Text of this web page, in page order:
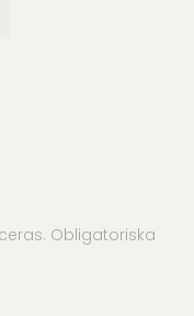
Obligatoriska